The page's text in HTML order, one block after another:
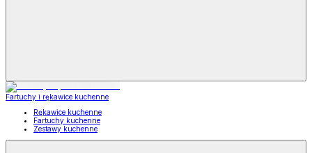
Fartuchy i rękawice kuchenne
Rękawice kuchenne
Fartuchy kuchenne
Zestawy kuchenne